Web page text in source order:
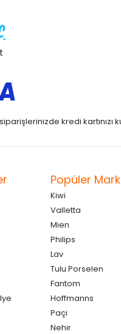
kredi kartınızı
Popüler
Kiwi
Valletta
Mien
Philips
Lav
Tulu Porselen
Fantom
Hoffmanns
Paçi
Nehir